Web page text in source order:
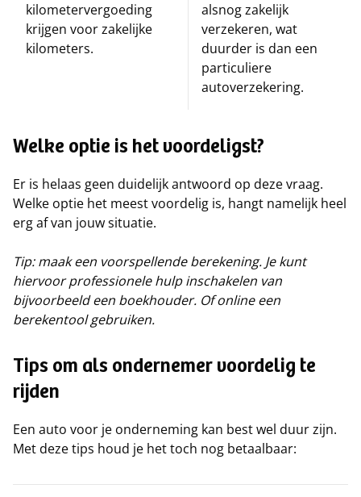
kilometervergoeding
krijgen voor zakelijke
kilometers.
alsnog zakelijk
verzekeren, wat
duurder is dan een
particuliere
autoverzekering.
Welke optie is het voordeligst?
Er is helaas geen duidelijk antwoord op deze vraag.
Welke optie het meest voordelig is, hangt namelijk heel
erg af van jouw situatie.
Tip: maak een voorspellende berekening. Je kunt
hiervoor professionele hulp inschakelen van
bijvoorbeeld een boekhouder. Of online een
berekentool gebruiken.
Tips om als ondernemer voordelig te
rijden
Een auto voor je onderneming kan best wel duur zijn.
Met deze tips houd je het toch nog betaalbaar: